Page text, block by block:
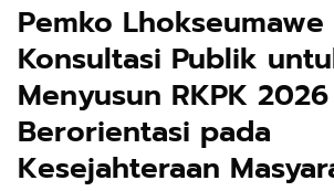
Pemko Lhokseumawe
Konsultasi Publik
Menyusun RKPK
Berorientasi pada
Kesejahteraan